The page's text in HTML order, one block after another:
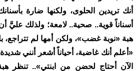
أنك تريدين الحلوى، ولكنها ضارة
أسناناً قوية.. صحية.. لامعة؛ ولذلك عليَّ
هبة «نوبة غضب»، ولكن أمها لم
«أعلم أنك غاضبة، أحياناً أشعر أنني
الآن أحتاج لحضن من ابنتي».. تنظر